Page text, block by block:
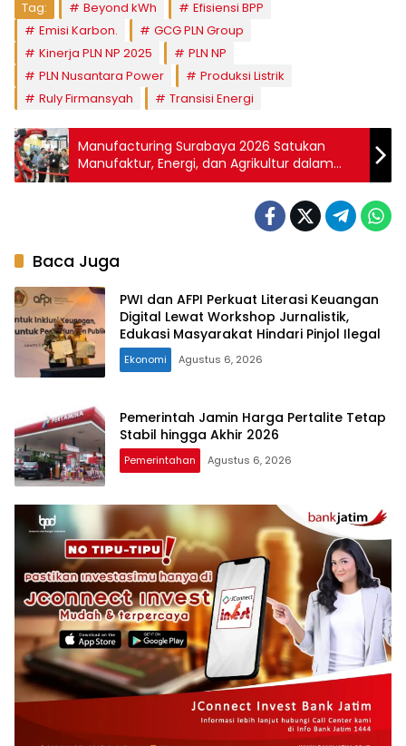
Tag: Beyond kWh
Efisiensi BPP
Emisi Karbon.
GCG PLN Group
Kinerja PLN NP 2025
PLN NP
PLN Nusantara Power
Produksi Listrik
Ruly Firmansyah
Transisi Energi
Manufacturing Surabaya 2026 Satukan
Manufaktur, Energi, dan Agrikultur dalam
Satu Ekosistem Industri
Baca Juga
PWI dan AFPI Perkuat Literasi Keuangan
Digital Lewat Workshop Jurnalistik,
Edukasi Masyarakat Hindari Pinjol Ilegal
Ekonomi Agustus 6, 2026
Pemerintah Jamin Harga Pertalite Tetap
Stabil hingga Akhir 2026
Pemerintahan Agustus 6, 2026